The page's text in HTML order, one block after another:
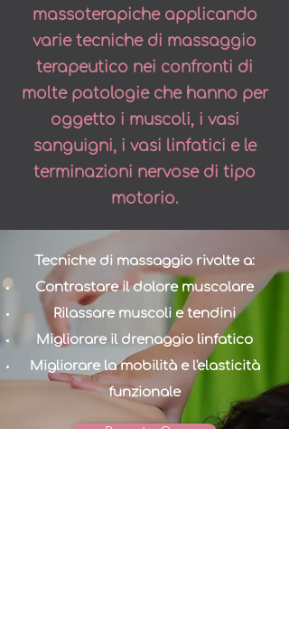
massoterapiche applicando
varie tecniche di massaggio
terapeutico nei confronti di
molte patologie che hanno per
oggetto i muscoli, i vasi
sanguigni, i vasi linfatici e le
terminazioni nervose di tipo
motorio.
Tecniche di massaggio rivolte a:
Contrastare il dolore muscolare
Rilassare muscoli e tendini
Migliorare il drenaggio linfatico
Migliorare la mobilità e l'elasticità
funzionale
Prenota Ora